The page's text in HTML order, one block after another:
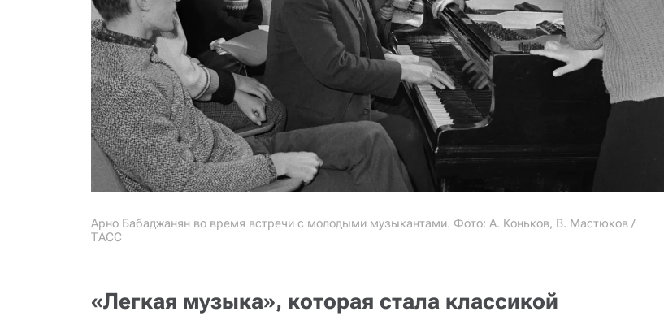
Арно Бабаджанян во время встречи с молодыми музыкантами. Фото: А. Коньков, В. Мастюков /
ТАСС
«Легкая музыка», которая стала классикой